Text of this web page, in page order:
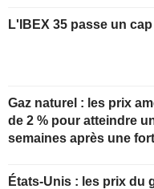
L'IBEX 35 passe un
Gaz naturel : les prix
de 2 % pour atteindre
semaines après une
États-Unis : les prix du